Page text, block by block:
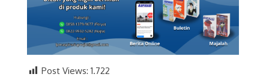
Post Views: 1.722